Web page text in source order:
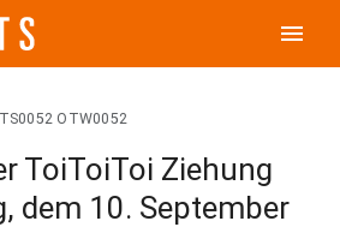
menu
OTW0052
ToiToiToi Ziehung
dem 10. September